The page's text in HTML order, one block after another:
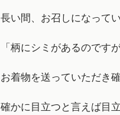
長い間、お召しになって
「柄にシミがあるのです
お着物を送っていただき
確かに目立つと言えば目立